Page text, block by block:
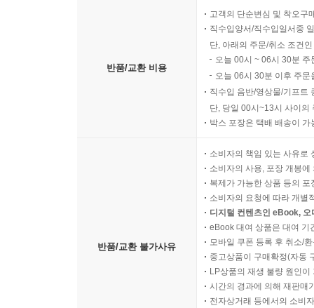
반품/교환 비용
고객의 단순변심 및 착오구
직수입양서/직수입일서중
단, 아래의 주문/취소 조건
오늘 00시 ~ 06시 30분
오늘 06시 30분 이후 주
직수입 음반/영상물/기프트
단, 당일 00시~13시 사이의
박스 포장은 택배 배송이
반품/교환 불가사유
소비자의 책임 있는 사유로
소비자의 사용, 포장 개봉
복제가 가능한 상품 등의
소비자의 요청에 따라 개별
디지털 컨텐츠인 eBook,
eBook 대여 상품은 대여 기
모바일 쿠폰 등록 후 취소/
중고상품이 구매확정(자동
LP상품의 재생 불량 원인
시간의 경과에 의해 재판매
전자상거래 등에서의 소비